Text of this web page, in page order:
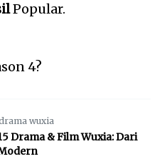
Popular.
4?
wuxia
Drama & Film Wuxia: Dari